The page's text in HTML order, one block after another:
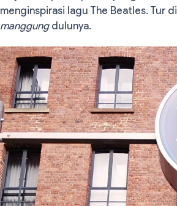
menginspirasi lagu The Beatles. Tur
manggungdulunya.